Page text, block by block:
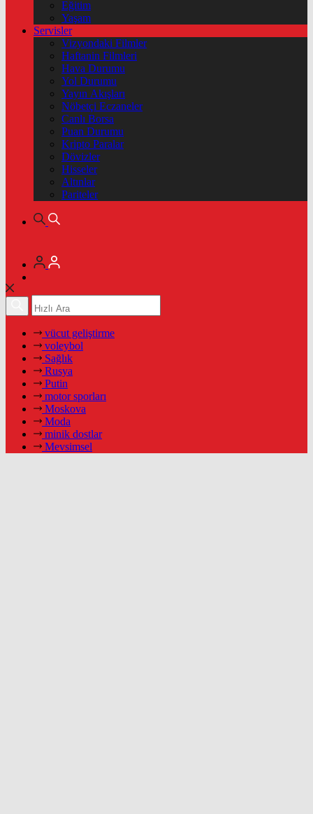
Eğitim
Yaşam
Servisler
Vizyondaki Filmler
Haftanin Filmleri
Hava Durumu
Yol Durumu
Yayın Akışları
Nöbetçi Eczaneler
Canlı Borsa
Puan Durumu
Kripto Paralar
Dövizler
Hisseler
Altınlar
Pariteler
vücut geliştirme
voleybol
Sağlık
Rusya
Putin
motor sporları
Moskova
Moda
minik dostlar
Mevsimsel